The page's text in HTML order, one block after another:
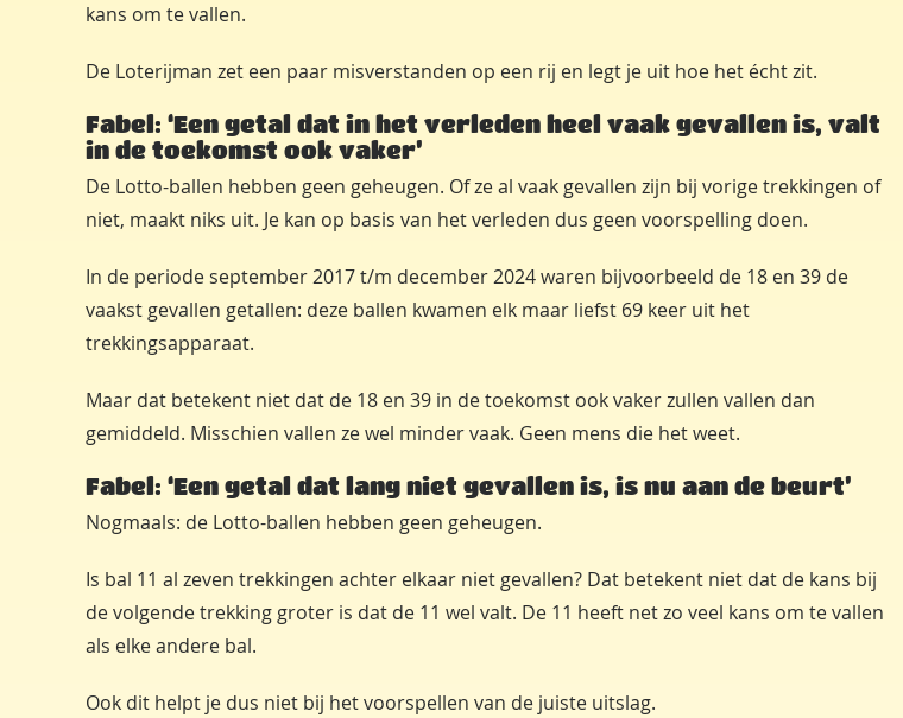
kans om te vallen.
De Loterijman zet een paar misverstanden op een rij en legt je uit hoe het écht zit.
Fabel: ‘Een getal dat in het verleden heel vaak gevallen is, valt
in de toekomst ook vaker’
De Lotto-ballen hebben geen geheugen. Of ze al vaak gevallen zijn bij vorige trekkingen of
niet, maakt niks uit. Je kan op basis van het verleden dus geen voorspelling doen.
In de periode september 2017 t/m december 2024 waren bijvoorbeeld de 18 en 39 de
vaakst gevallen getallen: deze ballen kwamen elk maar liefst 69 keer uit het
trekkingsapparaat.
Maar dat betekent niet dat de 18 en 39 in de toekomst ook vaker zullen vallen dan
gemiddeld. Misschien vallen ze wel minder vaak. Geen mens die het weet.
Fabel: ‘Een getal dat lang niet gevallen is, is nu aan de beurt’
Nogmaals: de Lotto-ballen hebben geen geheugen.
Is bal 11 al zeven trekkingen achter elkaar niet gevallen? Dat betekent niet dat de kans bij
de volgende trekking groter is dat de 11 wel valt. De 11 heeft net zo veel kans om te vallen
als elke andere bal.
Ook dit helpt je dus niet bij het voorspellen van de juiste uitslag.